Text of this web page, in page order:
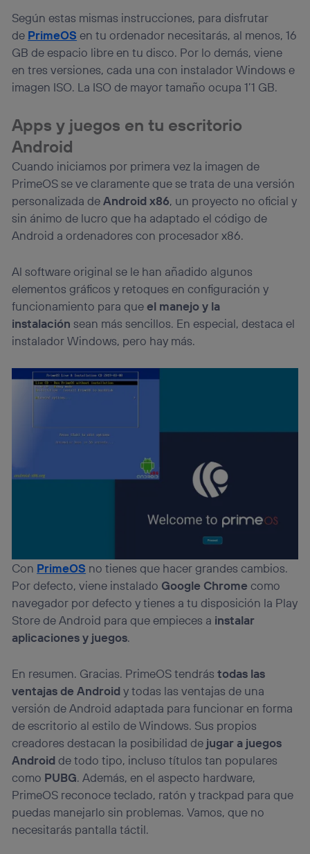
Según estas mismas instrucciones, para disfrutar
de PrimeOS en tu ordenador necesitarás, al menos, 16
GB de espacio libre en tu disco. Por lo demás, viene
en tres versiones, cada una con instalador Windows e
imagen ISO. La ISO de mayor tamaño ocupa 1’1 GB.
Apps y juegos en tu escritorio
Android
Cuando iniciamos por primera vez la imagen de
PrimeOS se ve claramente que se trata de una versión
personalizada deAndroid x86, un proyecto no oficial y
sin ánimo de lucro que ha adaptado el código de
Android a ordenadores con procesador x86.
Al software original se le han añadido algunos
elementos gráficos y retoques en configuración y
funcionamiento para queel manejo y la
instalación sean más sencillos. En especial, destaca el
instalador Windows, pero hay más.
Con PrimeOS no tienes que hacer grandes cambios.
Por defecto, viene instalado Google Chrome como
navegador por defecto y tienes a tu disposición la Play
Store de Android para que empieces a instalar
aplicaciones y juegos.
En resumen. Gracias. PrimeOS tendrástodas las
ventajas de Androidy todas las ventajas de una
versión de Android adaptada para funcionar en forma
de escritorio al estilo de Windows. Sus propios
creadores destacan la posibilidad de jugar a juegos
Androidde todo tipo, incluso títulos tan populares
como PUBG. Además, en el aspecto hardware,
PrimeOS reconoce teclado, ratón y trackpad para que
puedas manejarlo sin problemas. Vamos, que no
necesitarás pantalla táctil.